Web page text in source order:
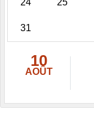
24 25
31
10
AOÛT